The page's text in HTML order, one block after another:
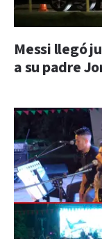
Messi llegó
a su padre